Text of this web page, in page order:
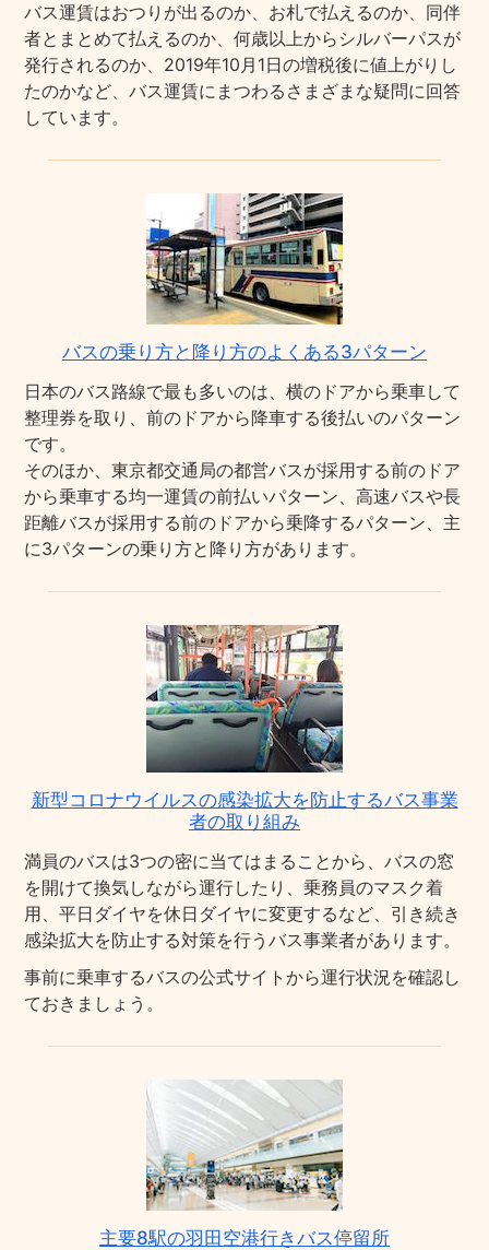
バス運賃はおつりが出るのか、お札で払えるのか、同伴
者とまとめて払えるのか、何歳以上からシルバーパスが
発行されるのか、2019年10月1日の増税後に値上がりし
たのかなど、バス運賃にまつわるさまざまな疑問に回答
しています。
バスの乗り方と降り方のよくある3パターン
日本のバス路線で最も多いのは、横のドアから乗車して
整理券を取り、前のドアから降車する後払いのパターン
です。
そのほか、東京都交通局の都営バスが採用する前のドア
から乗車する均一運賃の前払いパターン、高速バスや長
距離バスが採用する前のドアから乗降するパターン、主
に3パターンの乗り方と降り方があります。
新型コロナウイルスの感染拡大を防止するバス事業
者の取り組み
満員のバスは3つの密に当てはまることから、バスの窓
を開けて換気しながら運行したり、乗務員のマスク着
用、平日ダイヤを休日ダイヤに変更するなど、引き続き
感染拡大を防止する対策を行うバス事業者があります。
事前に乗車するバスの公式サイトから運行状況を確認し
ておきましょう。
主要8駅の羽田空港行きバス停留所